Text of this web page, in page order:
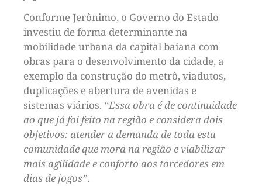
Conforme Jerônimo, o Governo do Estado
investiu de forma determinante na
mobilidade urbana da capital baiana com
obras para o desenvolvimento da cidade, a
exemplo da construção do metrô, viadutos,
duplicações e abertura de avenidas e
sistemas viários. “Essa obra é de continuidade
ao que já foi feito na região e considera dois
objetivos: atender a demanda de toda esta
comunidade que mora na região e viabilizar
mais agilidade e conforto aos torcedores em
dias de jogos”.